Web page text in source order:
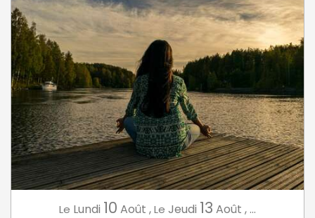
Le Lundi 10 Août ,Le Jeudi 13 Août , ...